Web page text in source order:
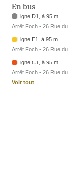
En bus
Ligne D1, à 95 m
Arrêt Foch - 26 Rue
Ligne E1, à 95 m
Arrêt Foch - 26 Rue
Ligne C1, à 95 m
Arrêt Foch - 26 Rue
Voir tout